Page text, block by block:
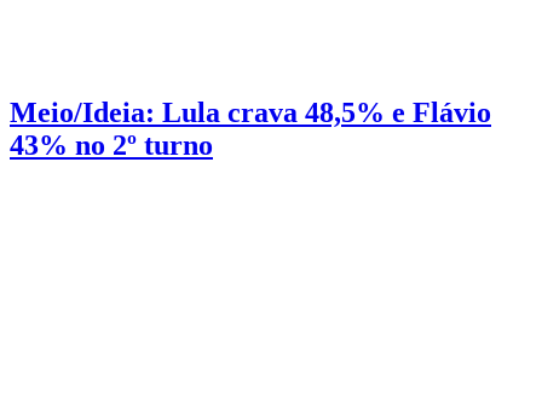
Meio/Ideia: Lula crava 48,5% e Flávio
43% no 2º turno